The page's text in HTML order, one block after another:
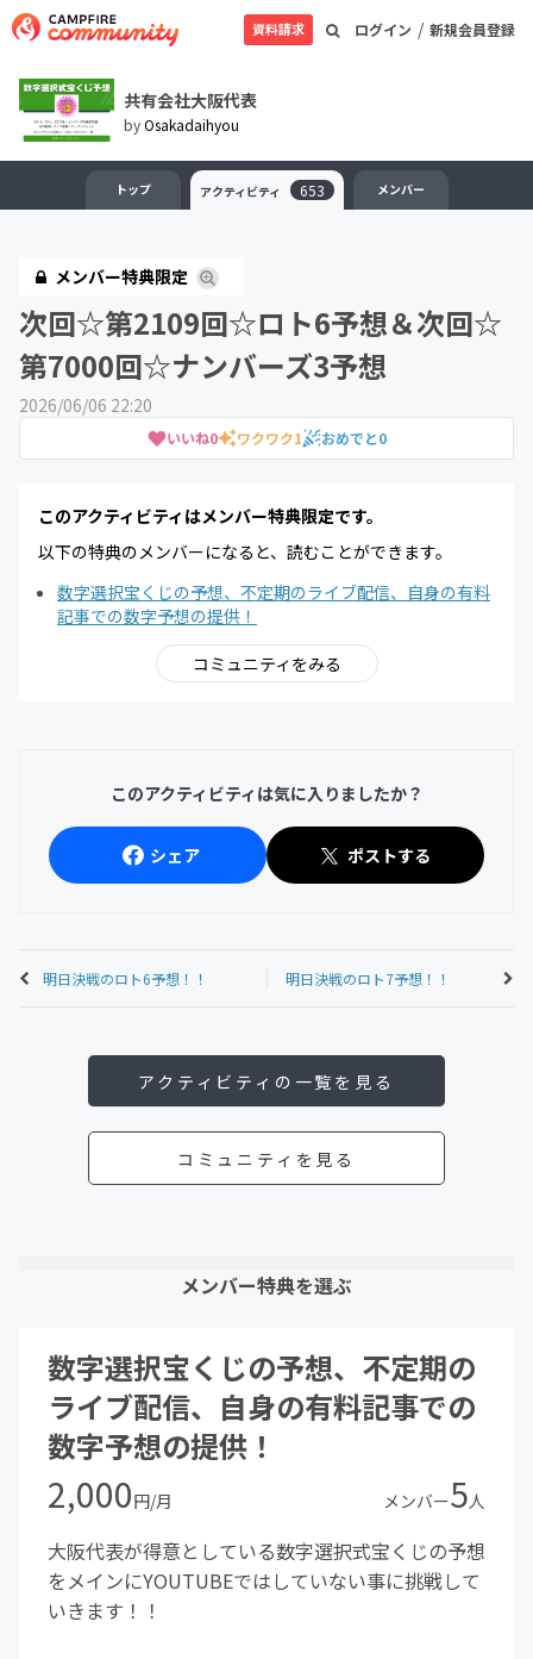
ログイン / 新規会員登録
資料請求
共有会社大阪代表
byOsakadaihyou
トップ アクティビティ 653 メンバー
メンバー特典限定
次回☆第2109回☆ロト6予想＆次回☆
第7000回☆ナンバーズ3予想
2026/06/06 22:20
いいね0 ワクワク1 おめでと0
このアクティビティはメンバー特典限定です。
以下の特典のメンバーになると、読むことができます。
数字選択宝くじの予想、不定期のライブ配信、自身の有料
記事での数字予想の提供！
コミュニティをみる
このアクティビティは気に入りましたか？
シェア ポストする
明日決戦のロト6予想！！ 明日決戦のロト7予想！！
アクティビティの一覧を見る
コミュニティを見る
メンバー特典を選ぶ
数字選択宝くじの予想、不定期の
ライブ配信、自身の有料記事での
数字予想の提供！
2,000円/月 メンバー5人
大阪代表が得意としている数字選択式宝くじの予想
をメインにYOUTUBEではしていない事に挑戦して
いきます！！